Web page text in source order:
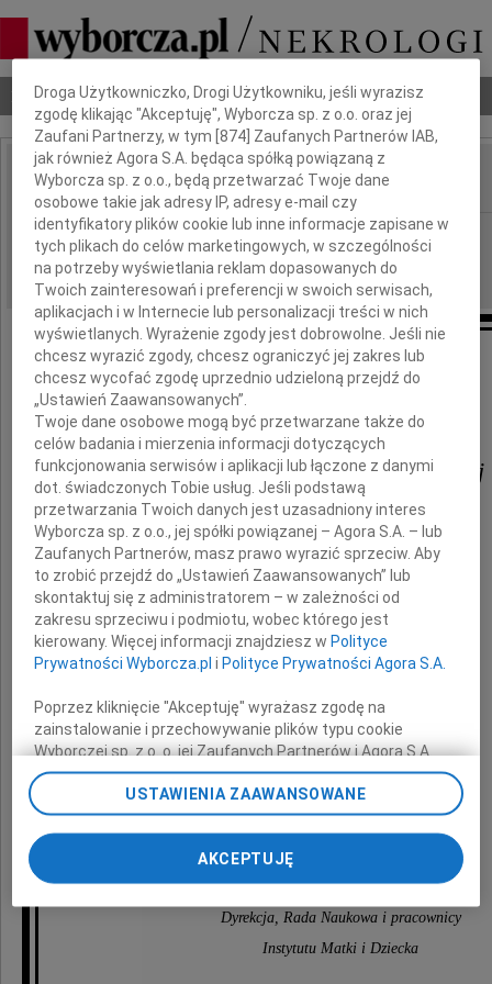
Nekrologi Odeszli Poradnik pogrzebowy
IMIĘ I NAZWISKO:
REGION: Warszawa
DATA EMISJI: 02.06.2009
Pani
dr n. med. Teresie Klepackiej
Zastępcy Dyrektora ds. Nauki
wyrazy głębokiego współczucia
z powodu śmierci
Męża
Dyrekcja, Rada Naukowa i pracownicy
Instytutu Matki i Dziecka
Dbamy o Twoją prywatność
Droga Użytkowniczko, Drogi Użytkowniku, jeśli wyrazisz
zgodę klikając "Akceptuję", Wyborcza sp. z o.o. oraz jej
Zaufani Partnerzy, w tym [874] Zaufanych Partnerów IAB,
jak również Agora S.A. będąca spółką powiązaną z
Wyborcza sp. z o.o., będą przetwarzać Twoje dane
osobowe takie jak adresy IP, adresy e-mail czy
identyfikatory plików cookie lub inne informacje zapisane w
tych plikach do celów marketingowych, w szczególności
na potrzeby wyświetlania reklam dopasowanych do
Twoich zainteresowań i preferencji w swoich serwisach,
aplikacjach i w Internecie lub personalizacji treści w nich
wyświetlanych. Wyrażenie zgody jest dobrowolne. Jeśli nie
chcesz wyrazić zgody, chcesz ograniczyć jej zakres lub
chcesz wycofać zgodę uprzednio udzieloną przejdź do
„Ustawień Zaawansowanych”.
Twoje dane osobowe mogą być przetwarzane także do
celów badania i mierzenia informacji dotyczących
funkcjonowania serwisów i aplikacji lub łączone z danymi
dot. świadczonych Tobie usług. Jeśli podstawą
przetwarzania Twoich danych jest uzasadniony interes
Wyborcza sp. z o.o., jej spółki powiązanej – Agora S.A. – lub
Zaufanych Partnerów, masz prawo wyrazić sprzeciw. Aby
to zrobić przejdź do „Ustawień Zaawansowanych” lub
skontaktuj się z administratorem – w zależności od
zakresu sprzeciwu i podmiotu, wobec którego jest
kierowany. Więcej informacji znajdziesz wPolityce
Prywatności Wyborcza.pl iPolityce Prywatności Agora S.A.
Poprzez kliknięcie "Akceptuję" wyrażasz zgodę na
zainstalowanie i przechowywanie plików typu cookie
Wyborczej sp. z o. o. jej Zaufanych Partnerów i Agora S.A.
na Twoim urządzeniu końcowym. Możesz też w każdej
chwili zmienić swoje preferencje dot. plików cookie,
ponownie wywołując narzędzie do zarządzania Twoimi
preferencjami dot. przetwarzania danych poprzez
odnośnik „Ustawienia prywatności” w stopce serwisu i
przechodząc do sekcji „Ustawienia zaawansowane”.
Zmiana ustawień plików cookie możliwa jest także za
pomocą ustawień przeglądarki.
USTAWIENIA ZAAWANSOWANE
AKCEPTUJĘ